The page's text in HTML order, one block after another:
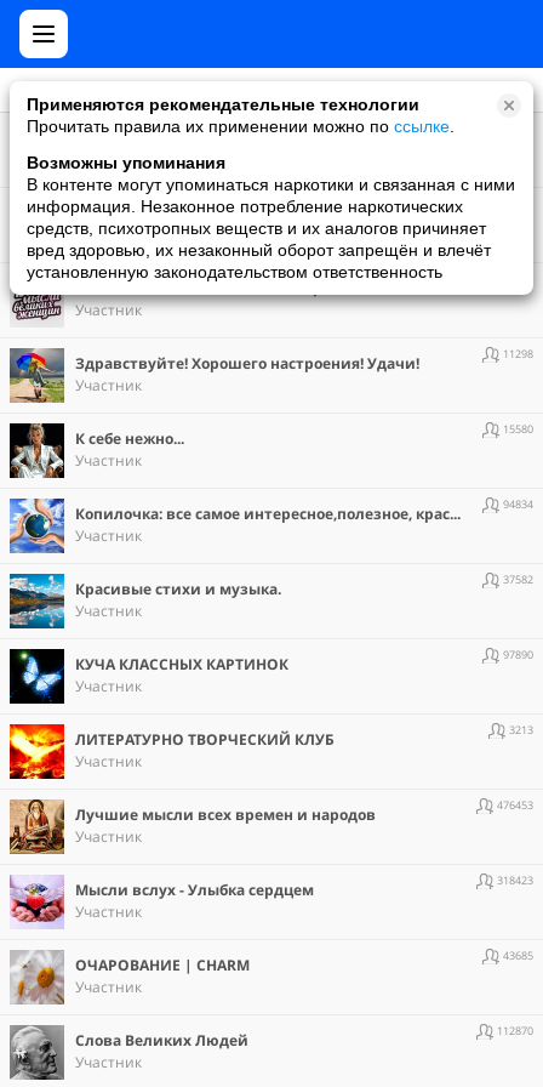
Применяются рекомендательные технологии
Прочитать правила их применении можно по ссылке
Возможны упоминания
В контенте могут упоминаться наркотики и связанная с ними
информация. Незаконное потребление наркотических
средств, психотропных веществ и их аналогов причиняет
вред здоровью, их незаконный оборот запрещён и влечёт
установленную законодательством ответственность
Поэзией плененный
Создатель
Вдохновение
Участник
Великие мысли Великих женщин
Участник
Здравствуйте! Хорошего настроения! Удачи!
Участник
11298
К себе нежно...
Участник
15580
Копилочка: все самое интересное,полезное, красивое!!!
Участник
94834
Красивые стихи и музыка.
Участник
37582
КУЧА КЛАССНЫХ КАРТИНОК
Участник
97890
ЛИТЕРАТУРНО ТВОРЧЕСКИЙ КЛУБ
Участник
3213
Лучшие мысли всех времен и народов
Участник
476453
Мысли вслух - Улыбка сердцем
Участник
318423
ОЧАРОВАНИЕ | CHARM
Участник
43685
Слова Великих Людей
Участник
112870